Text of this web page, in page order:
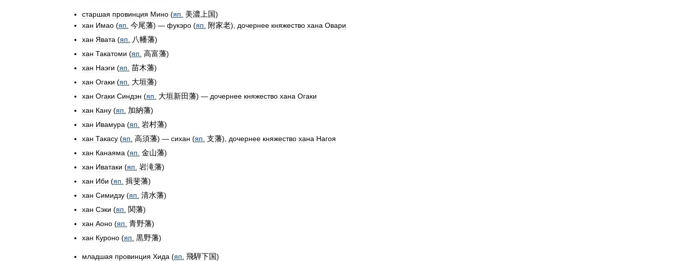
старшая провинция Мино (яп 美濃上国)
хан Имао (яп 今尾藩) — фукэро (яп 附家老), дочернее княжество хана Овари
хан Явата (яп 八幡藩)
хан Такатоми (яп 高富藩)
хан Наэги (яп 苗木藩)
хан Огаки (яп 大垣藩)
хан Огаки Синдэн (яп 大垣新田藩) — дочернее княжество хана Огаки
хан Кану (яп 加納藩)
хан Ивамура (яп 岩村藩)
хан Такасу (яп 高須藩) — сихан (яп 支藩), дочернее княжество хана Нагоя
хан Канаяма (яп 金山藩)
хан Иватаки (яп 岩滝藩)
хан Иби (яп 揖斐藩)
хан Симидзу (яп 清水藩)
хан Сэки (яп 関藩)
хан Аоно (яп 青野藩)
хан Куроно (яп 黒野藩)
младшая провинция Хида (яп 飛騨下国)